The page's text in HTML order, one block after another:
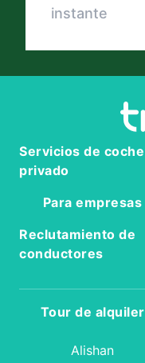
instante
Servicios de coche
privado
Para empresas
Reclutamiento de
conductores
Tour de alquiler
Alishan